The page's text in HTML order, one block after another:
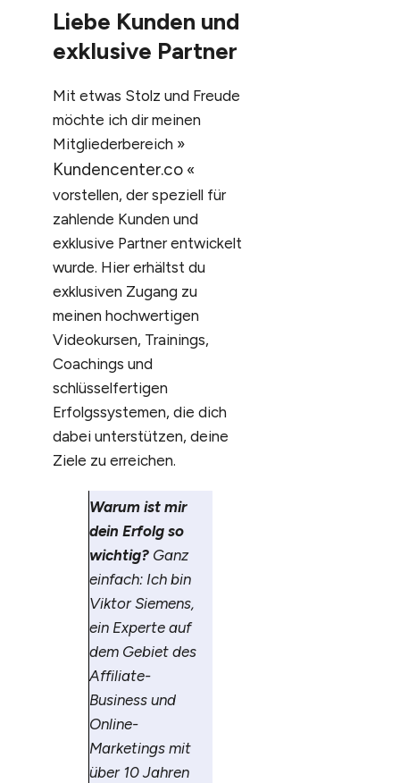
Liebe Kunden und
exklusive Partner
Mit etwas Stolz und Freude
möchte ich dir meinen
Mitgliederbereich »
Kundencenter.co «
vorstellen, der speziell für
zahlende Kunden und
exklusive Partner entwickelt
wurde. Hier erhältst du
exklusiven Zugang zu
meinen hochwertigen
Videokursen, Trainings,
Coachings und
schlüsselfertigen
Erfolgssystemen, die dich
dabei unterstützen, deine
Ziele zu erreichen.
Warum ist mir
dein Erfolg so
wichtig? Ganz
einfach: Ich bin
Viktor Siemens,
ein Experte auf
dem Gebiet des
Affiliate-
Business und
Online-
Marketings mit
über 10 Jahren